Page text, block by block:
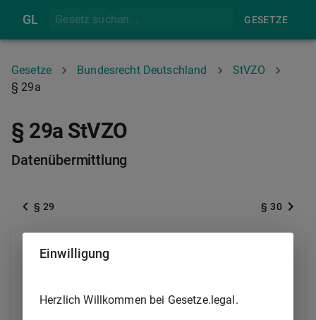
GL GESETZE
Gesetze Bundesrecht Deutschland
StVZO
§ 29a
§ 29a StVZO
Datenübermittlung
§ 29 § 30
Die zur Durchführung von Hauptuntersuchungen
Hauptuntersuchung oder einer Sicherheitsprüfung die
Einwilligung
Herzlich Willkommen bei Gesetze.legal.